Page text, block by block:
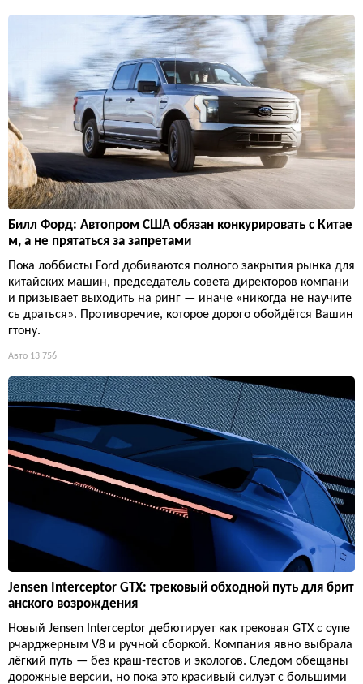
Билл Форд: Автопром США обязан конкурировать с Китае
м, а не прятаться за запретами
Пока лоббисты Ford добиваются полного закрытия рынка для
китайских машин, председатель совета директоров компани
и призывает выходить на ринг — иначе «никогда не научите
сь драться». Противоречие, которое дорого обойдётся Вашин
гтону.
Авто 13 756
Jensen Interceptor GTX: трековый обходной путь для брит
анского возрождения
Новый Jensen Interceptor дебютирует как трековая GTX с супе
рчарджерным V8 и ручной сборкой. Компания явно выбрала
лёгкий путь — без краш-тестов и экологов. Следом обещаны
дорожные версии, но пока это красивый силуэт с большими